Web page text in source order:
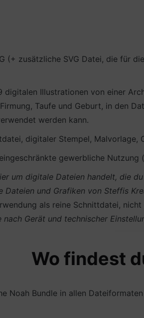
(+ zusätzliche SVG Datei, die
digitalen Illustrationen von einer
Taufe und Geburt, in den
werden kann.
digitaler Stempel, Malvorlage,
gewerbliche Nutzung
um digitale Dateien handelt, die
Dateien und Grafiken von Steffis
als reine Schnittdatei,
nach Gerät und technischer
Wo findest
Noah Bundle in allen